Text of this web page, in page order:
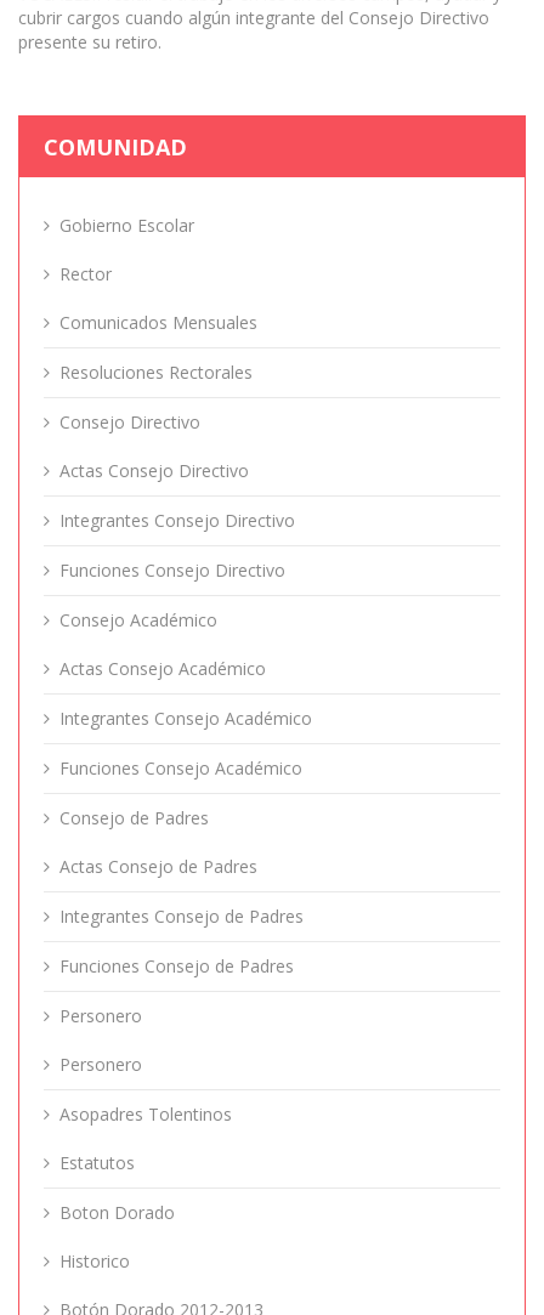
cubrir cargos cuando algún integrante del Consejo Directivo
presente su retiro.
COMUNIDAD
Gobierno Escolar
Rector
Comunicados Mensuales
Resoluciones Rectorales
Consejo Directivo
Actas Consejo Directivo
Integrantes Consejo Directivo
Funciones Consejo Directivo
Consejo Académico
Actas Consejo Académico
Integrantes Consejo Académico
Funciones Consejo Académico
Consejo de Padres
Actas Consejo de Padres
Integrantes Consejo de Padres
Funciones Consejo de Padres
Personero
Personero
Asopadres Tolentinos
Estatutos
Boton Dorado
Historico
Botón Dorado 2012-2013